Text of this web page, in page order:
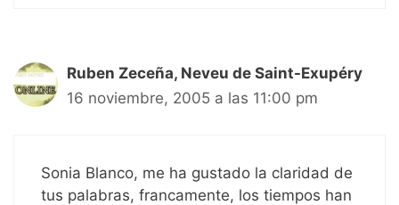
Ruben Zeceña, Neveu de Saint-Exupéry
16 noviembre, 2005 a las 11:00 pm
Sonia Blanco, me ha gustado la claridad de
tus palabras, francamente, los tiempos han